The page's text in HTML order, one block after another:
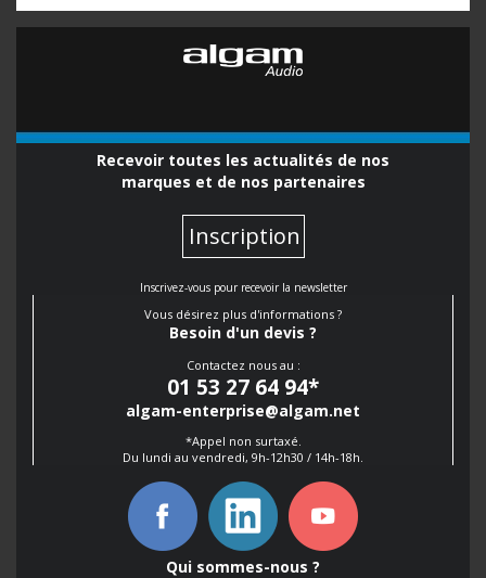
Recevoir toutes les actualités de nos
marques et de nos partenaires
Inscription
Inscrivez-vous pour recevoir la newsletter
Vous désirez plus d'informations ?
Besoin d'un devis ?
Contactez nous au :
01 53 27 64 94*
algam-enterprise@algam.net
*Appel non surtaxé.
Du lundi au vendredi, 9h-12h30 / 14h-18h.
Qui sommes-nous ?